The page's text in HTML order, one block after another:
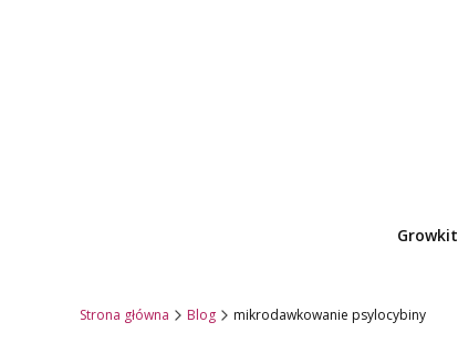
Growkit
Strona główna Blog mikrodawkowanie psylocybiny